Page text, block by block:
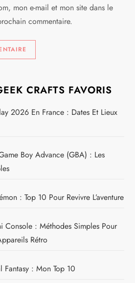
mon e-mail et mon site dans le
commentaire.
CRAFTS FAVORIS
2026 En France : Dates Et Lieux
Boy Advance (GBA) : Les
: Top 10 Pour Revivre L’aventure
Console : Méthodes Simples Pour
Rétro
Fantasy : Mon Top 10